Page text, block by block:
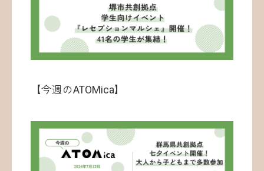
©ATOMica Inc., All Rights Reserved.
【今週のATOMica】